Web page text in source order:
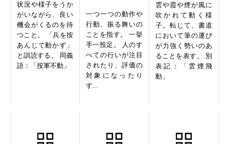
状況や様子をうか
がいながら、良い
機会がくるのを待
つこと。 「兵を按
あんじて動かず」
と訓読する。 同義
語：「按軍不動」
一つ一つの動作や
行動、振る舞いの
ことを指す。 一挙
手一投足。 人のす
べての行いが注目
されたり、評価の
対象になったり
す...
雲や霞や煙が風に
吹かれて動く様
子。転じて、書道
において筆の運び
が力強く勢いのあ
ることを表す。 別
表記：「雲煙飛
動」